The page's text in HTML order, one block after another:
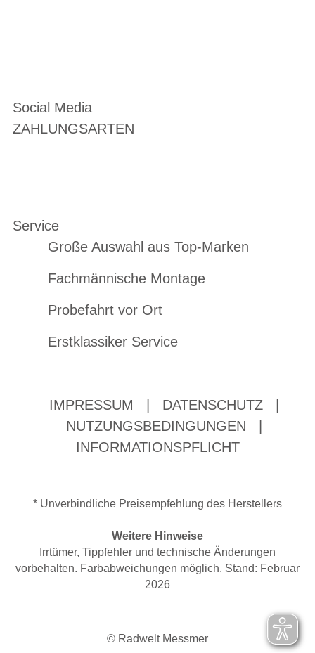
Social Media
ZAHLUNGSARTEN
Service
Große Auswahl aus Top-Marken
Fachmännische Montage
Probefahrt vor Ort
Erstklassiker Service
IMPRESSUM DATENSCHUTZ
NUTZUNGSBEDINGUNGEN
INFORMATIONSPFLICHT
* Unverbindliche Preisempfehlung des Herstellers
Weitere Hinweise
Irrtümer, Tippfehler und technische Änderungen
vorbehalten. Farbabweichungen möglich. Stand: Februar
2026
© Radwelt Messmer